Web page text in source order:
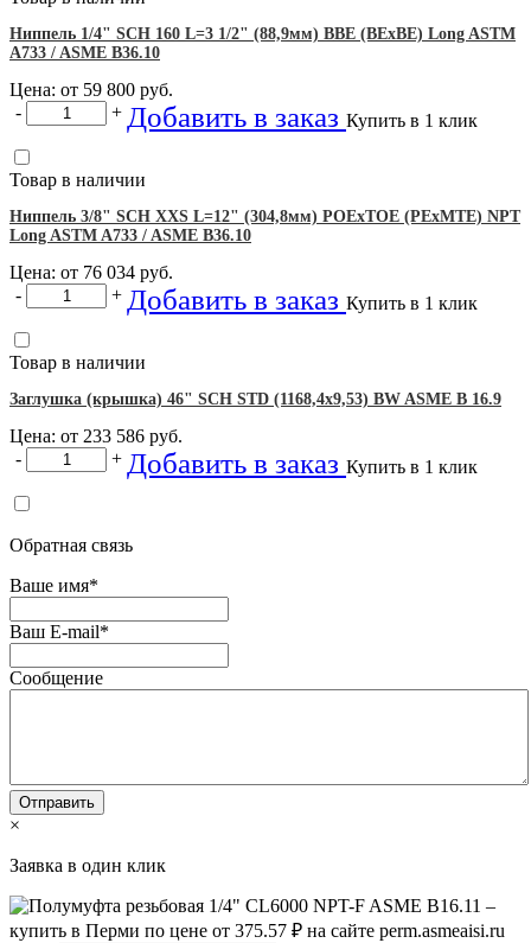
Ниппель 1/4" SCH 160 L=3 1/2" (88,9мм) BBE (BEхBE) Long ASTM
A733 / ASME B36.10
Цена: от 59 800 руб.
-
+ Добавить в заказ Купить в 1 клик
Товар в наличии
Ниппель 3/8" SCH XXS L=12" (304,8мм) POEхTOE (PEхMTE) NPT
Long ASTM A733 / ASME B36.10
Цена: от 76 034 руб.
-
+ Добавить в заказ Купить в 1 клик
Товар в наличии
Заглушка (крышка) 46" SCH STD (1168,4х9,53) BW ASME B 16.9
Цена: от 233 586 руб.
-
+ Добавить в заказ Купить в 1 клик
Обратная связь
Ваше имя*
Ваш E-mail*
Сообщение
×
Заявка в один клик